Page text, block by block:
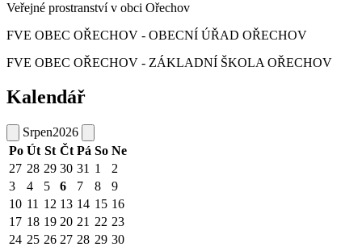
Veřejné prostranství v obci Ořechov
FVE OBEC OŘECHOV - OBECNÍ ÚŘAD OŘECHOV
FVE OBEC OŘECHOV - ZÁKLADNÍ ŠKOLA OŘECHOV
Kalendář
Srpen2026
Po Út St Čt Pá So Ne
27 28 29 30 31 1
2
3
4 5 6 7 8
9
10 11 12 13 14 15 16
17 18 19 20 21 22 23
24 25 26 27 28 29 30